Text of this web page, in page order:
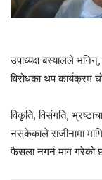
उपाध्यक्ष बस्यालले
विरोधका थप कार्यक्रम
विकृति, विसंगति,
नसकेकाले राजीनामा
फैसला नगर्न माग गरेको